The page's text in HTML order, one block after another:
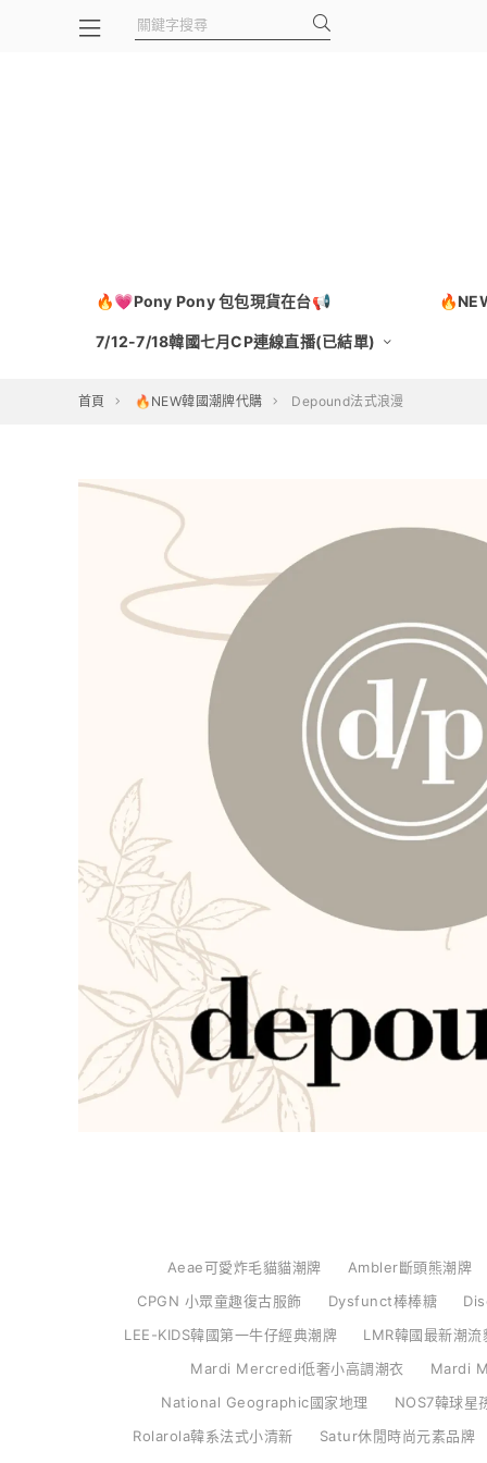
🔥💗Pony Pony 包包現貨在台📢
7/12-7/18韓國七月CP連線直播(已結單)
首頁 🔥NEW韓國潮牌代購 Depound法式浪漫
Aeae可愛炸毛貓貓潮牌
Ambler斷頭熊潮牌
CPGN 小眾童趣復古服飾
Dysfunct棒棒糖
LEE-KIDS韓國第一牛仔經典潮牌
LMR韓國最新潮流
Mardi Mercredi低奢小高調潮衣
Mardi
National Geographic國家地理
NOS7韓球星
Rolarola韓系法式小清新
Satur休閒時尚元素品牌